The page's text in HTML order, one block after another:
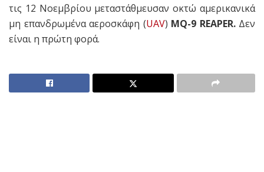
τις 12 Νοεμβρίου μεταστάθμευσαν οκτώ αμερικανικά
μη επανδρωμένα αεροσκάφη (UAV) MQ-9 REAPER.Δεν
είναι η πρώτη φορά.